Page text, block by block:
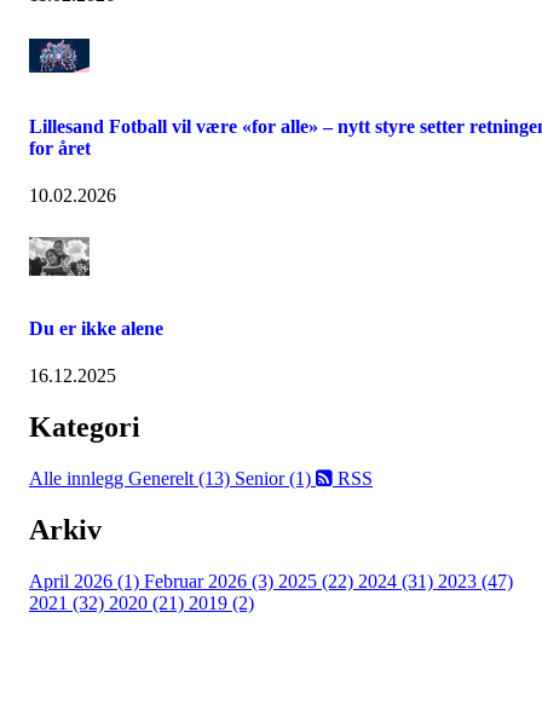
Lillesand Fotball vil være «for alle» – nytt styre setter
for året
10.02.2026
Du er ikke alene
16.12.2025
Kategori
Alle innlegg Generelt (13) Senior (1) RSS
Arkiv
April 2026 (1) Februar 2026 (3) 2025 (22) 2024 (31) 2023 (47)
2021 (32) 2020 (21) 2019 (2)